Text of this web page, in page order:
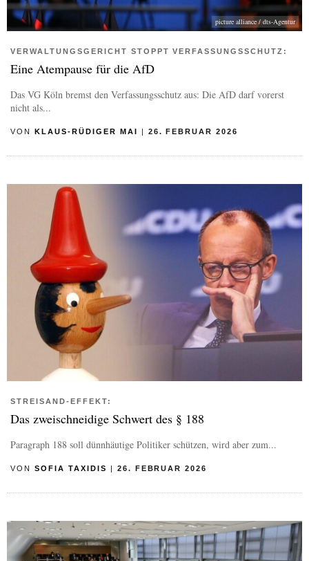
picture alliance / dts-Agentur
VERWALTUNGSGERICHT STOPPT VERFASSUNGSSCHUTZ:
Eine Atempause für die AfD
Das VG Köln bremst den Verfassungsschutz aus: Die AfD darf vorerst
nicht als...
VON KLAUS-RÜDIGER MAI | 26. FEBRUAR 2026
STREISAND-EFFEKT:
Das zweischneidige Schwert des § 188
Paragraph 188 soll dünnhäutige Politiker schützen, wird aber zum...
VON SOFIA TAXIDIS 26. FEBRUAR 2026